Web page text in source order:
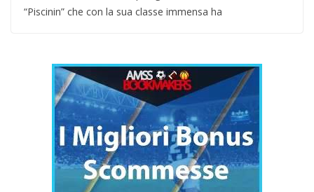
“Piscinin” che con la sua classe immensa ha